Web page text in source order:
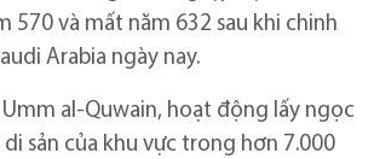
570 và mất năm 632 sau khi chinh
Arabia ngày nay.
Umm al-Quwain, hoạt động lấy ngọc
sản của khu vực trong hơn 7.000